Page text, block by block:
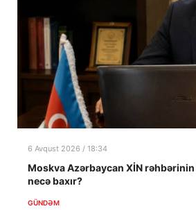
6 Avqust 2026 / 18:34
Moskva Azərbaycan XİN
necə baxır?
GÜNDƏM